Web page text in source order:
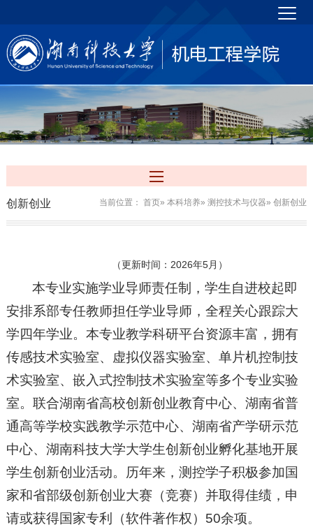
当前位置：首页»本科培养»测控技术与仪器» 创新创业
创新创业
（更新时间：2026年5月）
本专业实施学业导师责任制，学生自进校起即
安排系部专任教师担任学业导师，全程关心跟踪大
学四年学业。本专业教学科研平台资源丰富，拥有
传感技术实验室、虚拟仪器实验室、单片机控制技
术实验室、嵌入式控制技术实验室等多个专业实验
室。联合湖南省高校创新创业教育中心、湖南省普
通高等学校实践教学示范中心、湖南省产学研示范
中心、湖南科技大学大学生创新创业孵化基地开展
学生创新创业活动。历年来，测控学子积极参加国
家和省部级创新创业大赛（竞赛）并取得佳绩，申
请或获得国家专利（软件著作权）50余项。